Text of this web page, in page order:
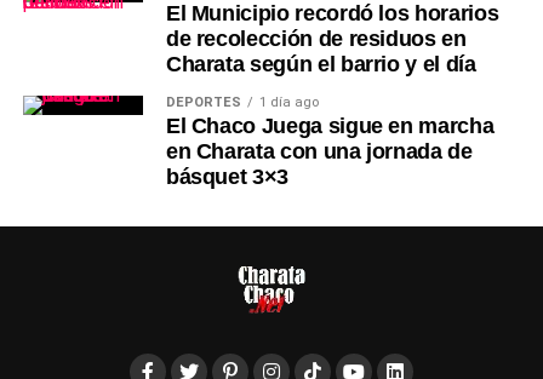
El Municipio recordó los horarios
de recolección de residuos en
Charata según el barrio y el día
DEPORTES 1 día ago
El Chaco Juega sigue en marcha
en Charata con una jornada de
básquet 3×3